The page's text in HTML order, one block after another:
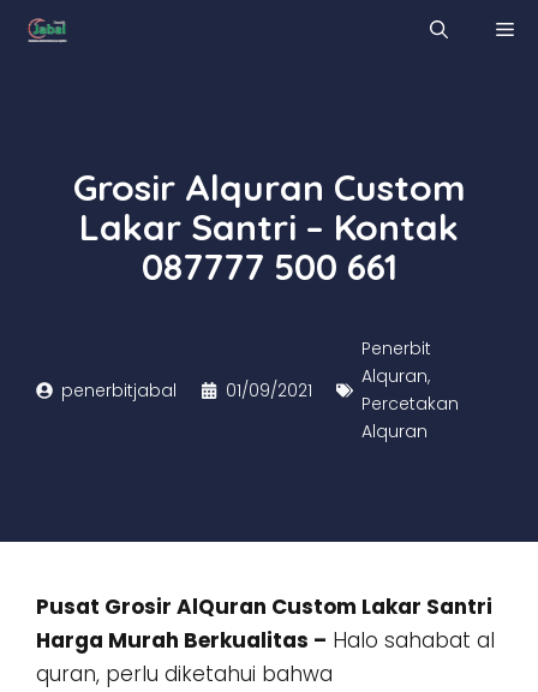
Skip
Grosir Alquran Custom
Lakar Santri – Kontak
087777 500 661
penerbitjabal 01/09/2021
Penerbit
Alquran,
Percetakan
Alquran
Pusat Grosir AlQuran Custom Lakar Santri
Harga Murah Berkualitas – Halo sahabat al
quran, perlu diketahui bahwa